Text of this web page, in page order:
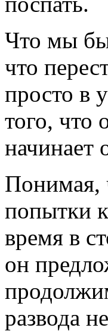
Что мы
что
просто в
того, что
начинает
Понимая,
попытки
время в
он
развода